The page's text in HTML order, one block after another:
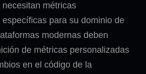
métricas
para su dominio de
modernas deben
de métricas personalizadas
en el código de la